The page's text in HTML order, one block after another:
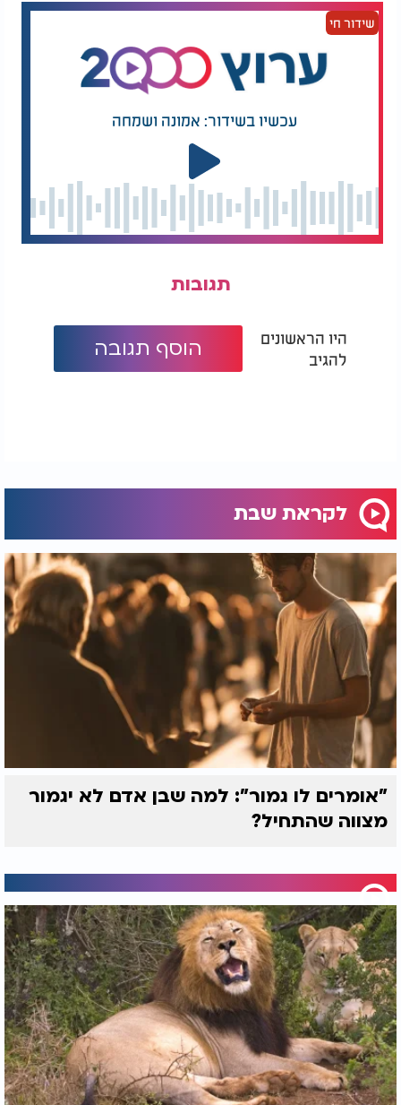
שידור חי
עכשיו בשידור: אמונה ושמחה
תגובות
היו הראשונים
להגיב
הוסף תגובה
לקראת שבת
"אומרים לו גמור": למה שבן אדם לא יגמור
מצווה שהתחיל?